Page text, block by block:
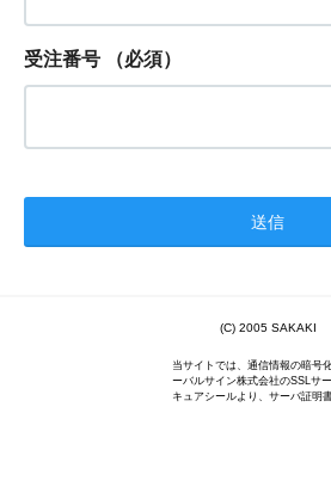
受注番号 （必須）
(C) 2005 SAKAKI
当サイトでは、通信情報の暗号
ーバルサイン株式会社のSSLサ
キュアシールより、サーバ証明